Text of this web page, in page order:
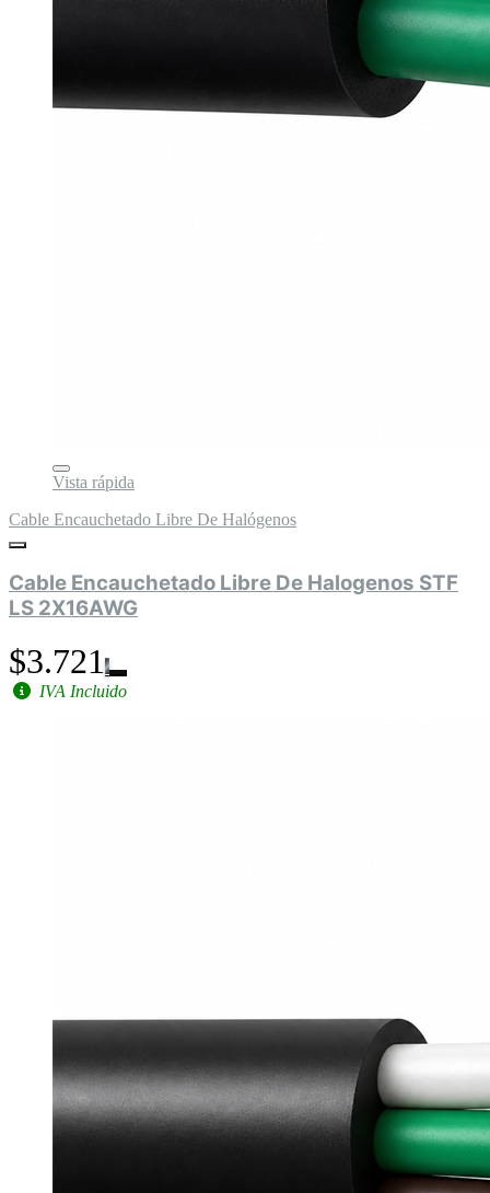
Vista rápida
Cable Encauchetado Libre De Halógenos
Cable Encauchetado Libre De Halogenos STF
LS 2X16AWG
$3.721
IVA Incluido